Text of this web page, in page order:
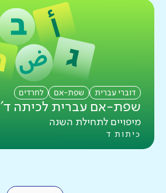
דוברי עברית שפת-אם לחרדים
שפת-אם עברית לכיתה ד'
מיפויים לתחילת השנה
כיתות ד